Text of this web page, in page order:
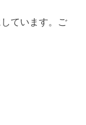
ています。ご